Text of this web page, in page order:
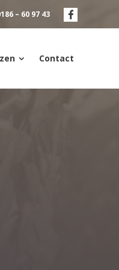
– 60 97 43
Contact